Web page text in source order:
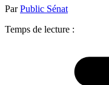
ParPublic Sénat
Temps de lecture :